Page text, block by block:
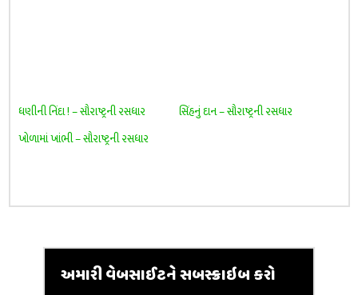
ધણીની નિંદા ! – સૌરાષ્ટ્રની રસધાર
સિંહનું દાન – સૌરાષ્ટ્રની રસધાર
ખોળામાં ખાંભી – સૌરાષ્ટ્રની રસધાર
અમારી વેબસાઈટને સબસ્ક્રાઇબ કરો